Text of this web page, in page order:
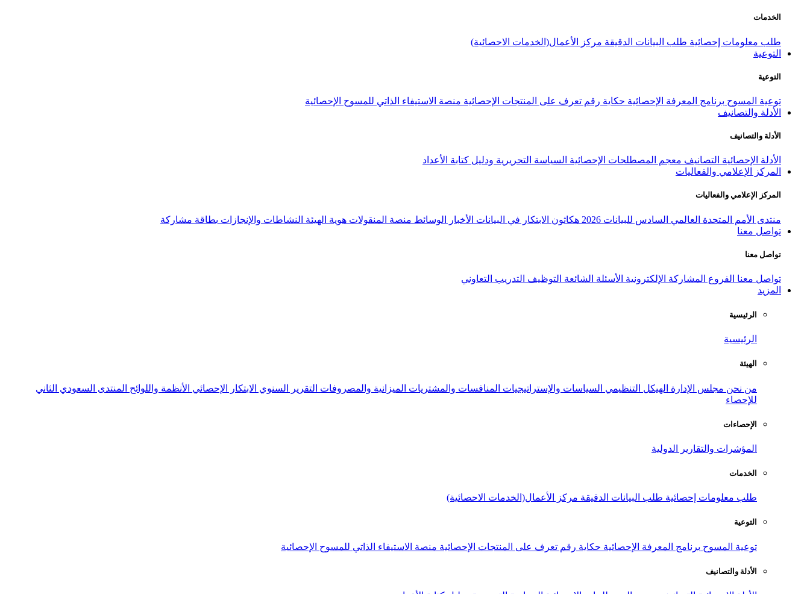
الخدمات
طلب معلومات إحصائية طلب البيانات الدقيقة مركز الأعمال(الخدمات الاحصائية)
التوعية
التوعية
توعية المسوح برنامج المعرفة الإحصائية حكاية رقم تعرف على المنتجات الإحصائية منصة الاستيفاء الذاتي للمسوح الإحصائية
الأدلة والتصانيف
الأدلة والتصانيف
الأدلة الإحصائية التصانيف معجم المصطلحات الإحصائية السياسة التحريرية ودليل كتابة الأعداد
المركز الإعلامي والفعاليات
المركز الإعلامي والفعاليات
منتدى الأمم المتحدة العالمي السادس للبيانات 2026 هكاثون الابتكار في البيانات الأخبار الوسائط منصة المنقولات هوية الهيئة النشاطات والإنجازات بطاقة مشاركة
تواصل معنا
تواصل معنا
تواصل معنا الفروع المشاركة الإلكترونية الأسئلة الشائعة التوظيف التدريب التعاوني
المزيد
الرئيسية
الرئيسية
الهيئة
من نحن مجلس الإدارة الهيكل التنظيمي السياسات والإستراتيجيات المنافسات والمشتريات الميزانية والمصروفات التقرير السنوي الابتكار الإحصائي الأنظمة واللوائح المنتدى السعودي الثاني
للإحصاء
الإحصاءات
المؤشرات والتقارير الدولية
الخدمات
طلب معلومات إحصائية طلب البيانات الدقيقة مركز الأعمال(الخدمات الاحصائية)
التوعية
توعية المسوح برنامج المعرفة الإحصائية حكاية رقم تعرف على المنتجات الإحصائية منصة الاستيفاء الذاتي للمسوح الإحصائية
الأدلة والتصانيف